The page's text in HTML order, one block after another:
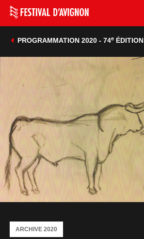
PROGRAMMATION 2020 - 74eÉDITION
ARCHIVE 2020